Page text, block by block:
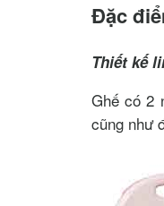
Đặc
Thiết kế
Ghế có 2
cũng như